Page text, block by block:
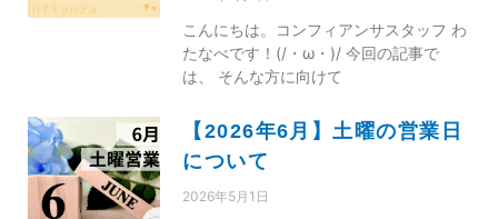
こんにちは。コンフィアンサスタッフ わ
たなべです！(/・ω・)/ 今回の記事で
は、 そんな方に向けて
【2026年6月】土曜の営業日
について
2026年5月1日